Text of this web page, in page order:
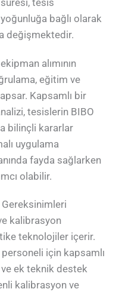
tesis
bağlı olarak
değişmektedir.
alımının
eğitim ve
Kapsamlı bir
tesislerin BIBO
bilinçli kararlar
uygulama
fayda sağlarken
olabilir.
Gereksinimleri
kalibrasyon
teknolojiler içerir.
personeli için kapsamlı
ek teknik destek
kalibrasyon ve